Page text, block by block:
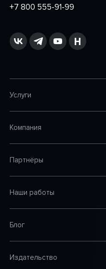
+7 800 555-91-99
Услуги
Компания
Партнёры
Наши работы
Блог
Издательство